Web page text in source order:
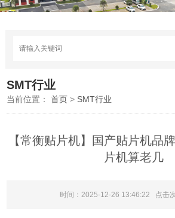
SMT行业
当前位置：首页 > SMT行业
【常衡贴片机】国产贴片机品
片机算老几
时间：2025-12-26 13:46:22 点击